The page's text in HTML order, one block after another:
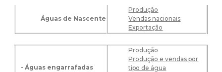
Águas de Nascente
Produção
Vendas nacionais
Exportação
- Águas engarrafadas
Produção
Produção e vendas por
tipo de água